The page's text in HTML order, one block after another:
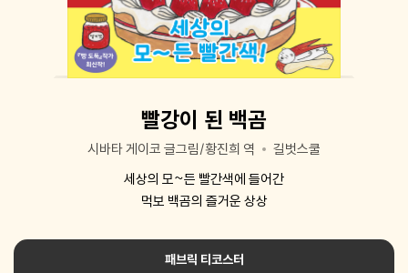
빨강이 된 백곰
시바타 게이코 글그림/황진희 역
길벗스쿨
세상의 모~든 빨간색에 들어간
먹보 백곰의 즐거운 상상
패브릭 티코스터